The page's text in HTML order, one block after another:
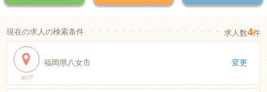
現在の求人の検索条件 ・・・・・・・・・・・・・・・・・・・・・・
求人数4件
エリア
福岡県八女市 変更